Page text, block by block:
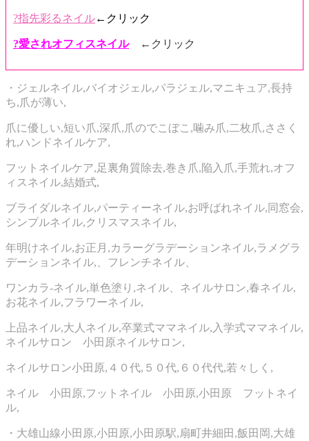
?指先彩るネイル←クリック
?愛されオフィスネイル ← クリック
・ジェルネイル,バイオジェル,パラジェル,マニキュア,長持
ち,爪が薄い,
爪に優しい,短い爪,深爪,爪のでこぼこ,噛み爪,二枚爪,ささく
れ,ハンドネイルケア,
フットネイルケア,足裏角質除去,巻き爪,陥入爪,手荒れ,オフ
ィスネイル,結婚式,
ブライダルネイル,パーティーネイル,お呼ばれネイル,同窓会,
シンプルネイル,クリスマスネイル,
年明けネイル,お正月,カラーグラデーションネイル,ラメグラ
デーションネイル,、フレンチネイル、
ワンカラ‐ネイル,単色塗り,ネイル、ネイルサロン,春ネイル,
お花ネイル,フラワーネイル,
上品ネイル,大人ネイル,卒業式ママネイル,入学式ママネイル,
ネイルサロン 小田原ネイルサロン,
ネイルサロン小田原,４０代,５０代,６０代代,若々しく,
ネイル 小田原,フットネイル 小田原,小田原 フットネイ
ル,
・大雄山線小田原,小田原,小田原駅,扇町井細田,飯田岡,大雄